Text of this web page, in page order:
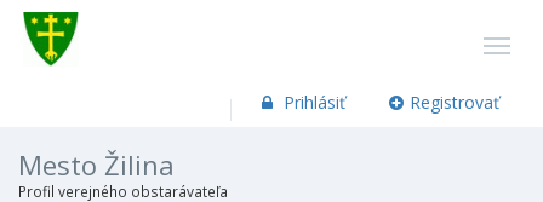
Prihlásiť Registrovať
Mesto Žilina
Profil verejného obstarávateľa